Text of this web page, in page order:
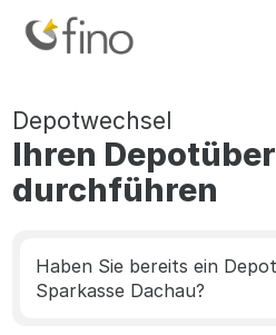
Depotwechsel
Ihren
durchführen
Haben Sie bereits ein
Sparkasse Dachau?